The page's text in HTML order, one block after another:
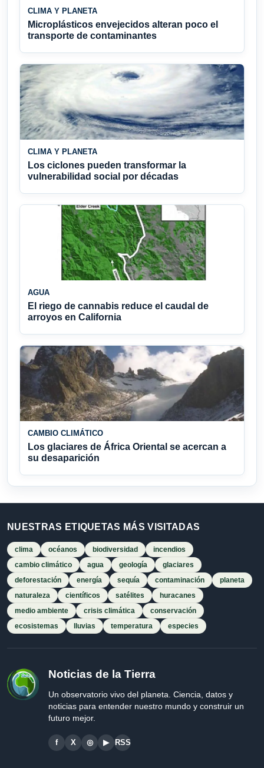
CLIMA Y PLANETA
Microplásticos envejecidos alteran poco el
transporte de contaminantes
CLIMA Y PLANETA
Los ciclones pueden transformar la
vulnerabilidad social por décadas
AGUA
El riego de cannabis reduce el caudal de
arroyos en California
CAMBIO CLIMÁTICO
Los glaciares de África Oriental se acercan a
su desaparición
NUESTRAS ETIQUETAS MÁS VISITADAS
clima océanos biodiversidad
incendios
cambio climático
agua geología
glaciares
deforestación
energía sequía contaminación
planeta
naturaleza
científicos satélites
huracanes
medio ambiente
crisis climática
conservación
ecosistemas
lluvias temperatura especies
Noticias de la Tierra
Un observatorio vivo del planeta. Ciencia, datos y
noticias para entender nuestro mundo y construir un
futuro mejor.
f X ◎ ▶ RSS